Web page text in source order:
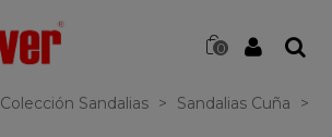
0
Colección Sandalias > Sandalias Cuña
>